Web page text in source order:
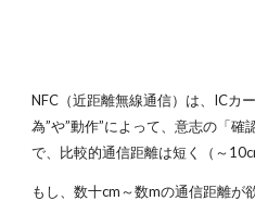
NFC（近距離無線通信）は、ICカ
為”や”動作”によって、意志の「
で、比較的通信距離は短く（～
もし、数十cm～数mの通信距離が